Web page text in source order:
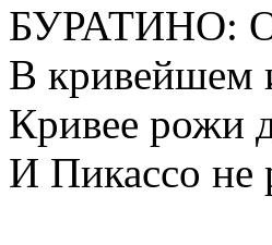
БУРАТИНО: О,
В кривейшем
Кривее рожи
И Пикассо не